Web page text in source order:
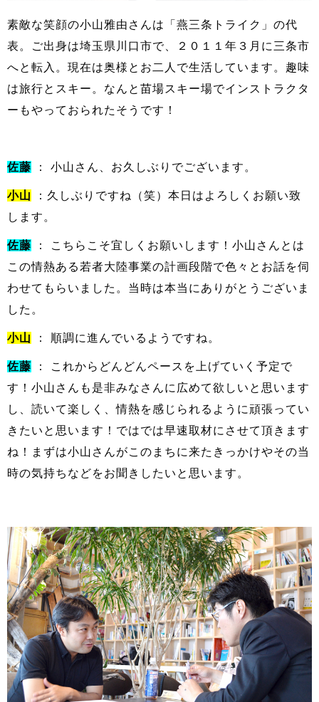
素敵な笑顔の小山雅由さんは「燕三条トライク」の代
表。ご出身は埼玉県川口市で、２０１１年３月に三条市
へと転入。現在は奥様とお二人で生活しています。趣味
は旅行とスキー。なんと苗場スキー場でインストラクタ
ーもやっておられたそうです！
佐藤 ： 小山さん、お久しぶりでございます。
小山
：久しぶりですね（笑）本日はよろしくお願い致
します。
佐藤 ： こちらこそ宜しくお願いします！小山さんとは
この情熱ある若者大陸事業の計画段階で色々とお話を伺
わせてもらいました。当時は本当にありがとうございま
した。
小山 ： 順調に進んでいるようですね。
佐藤 ： これからどんどんペースを上げていく予定で
す！小山さんも是非みなさんに広めて欲しいと思います
し、読いて楽しく、情熱を感じられるように頑張ってい
きたいと思います！ではでは早速取材にさせて頂きます
ね！まずは小山さんがこのまちに来たきっかけやその当
時の気持ちなどをお聞きしたいと思います。